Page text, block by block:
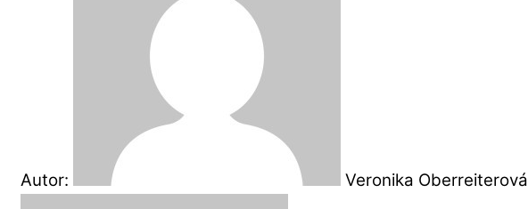
Autor: Veronika Oberreiterová